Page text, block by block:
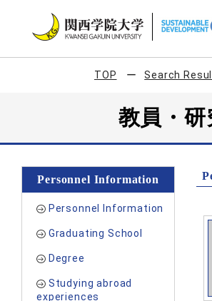
TOP Search
教員・
Personnel Information
Personnel Information
Graduating School
Degree
Studying abroad
experiences